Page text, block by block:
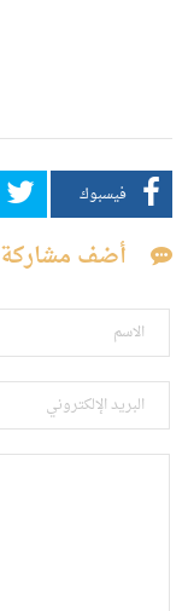
فيسبوك
أضف مشاركة